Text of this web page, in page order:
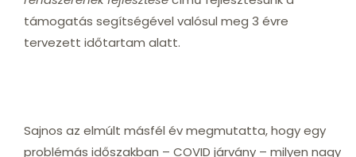
támogatás segítségével valósul meg 3 évre
tervezett időtartam alatt.
Sajnos az elmúlt másfél év megmutatta, hogy egy
problémás időszakban – COVID járvány – milyen nagy